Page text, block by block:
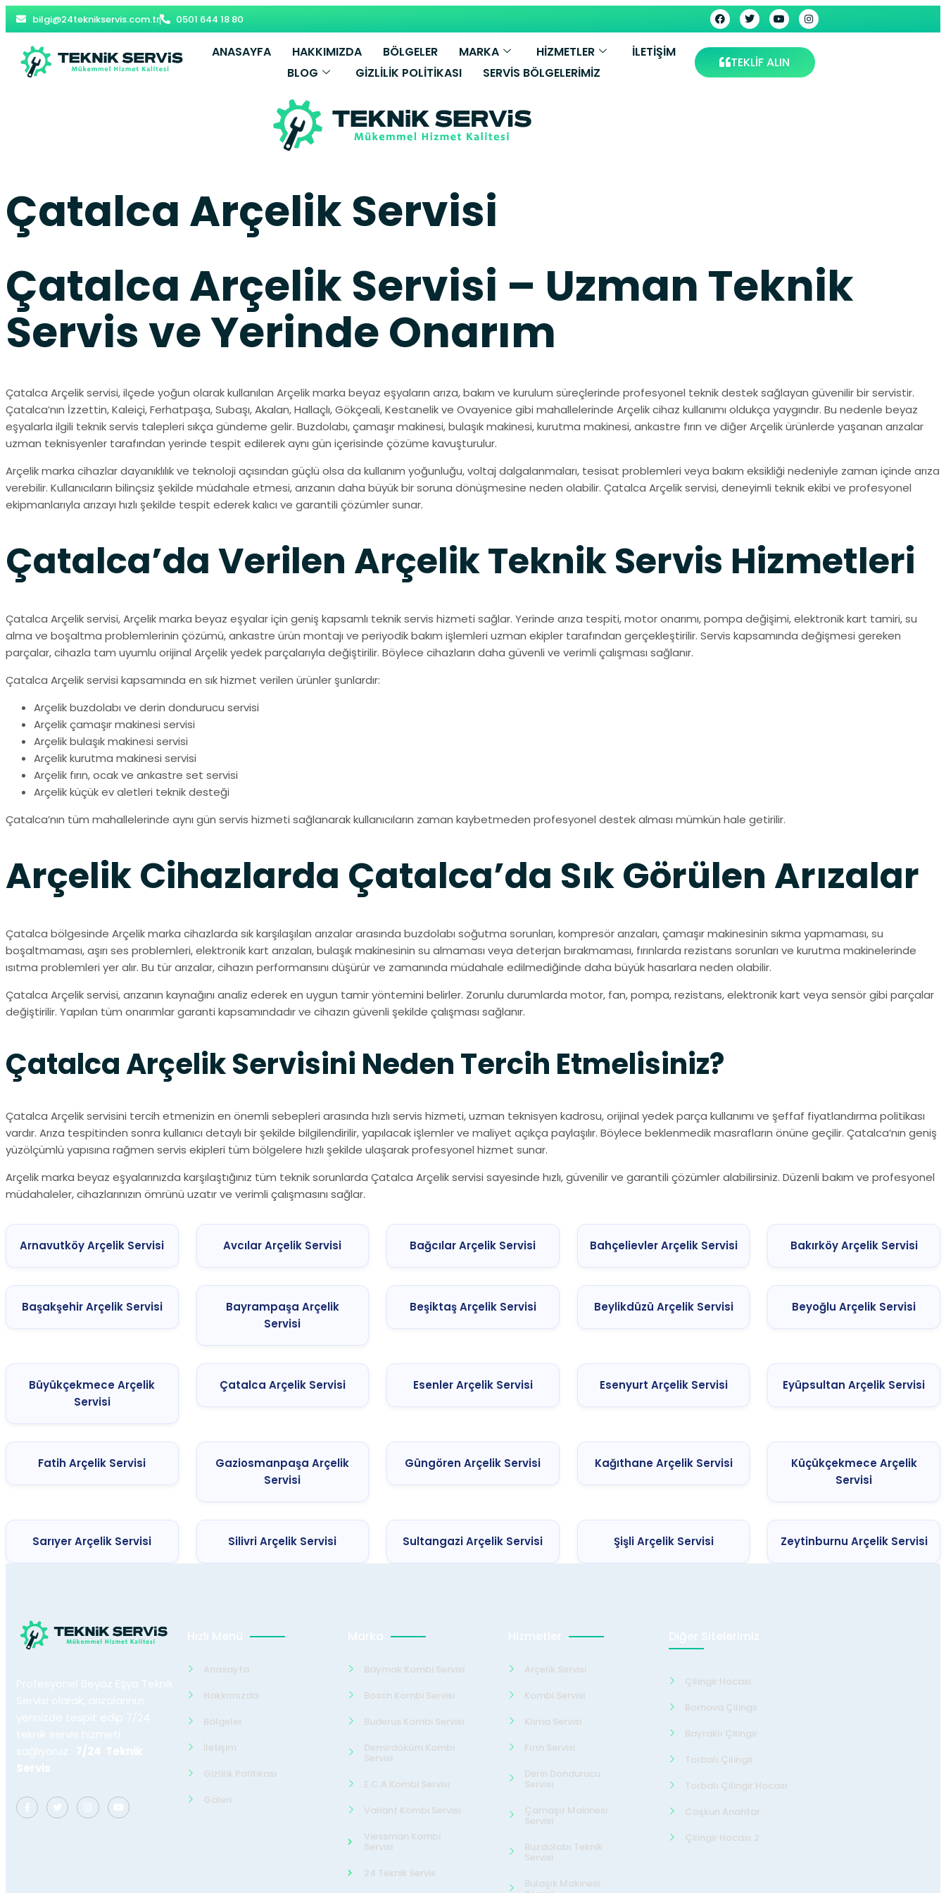
bilgi@24teknikservis.com.tr 0501 644 18 80
ANASAYFA HAKKIMIZDA BÖLGELER MARKA HİZMETLER
İLETIŞIM
BLOG
GIZLILIK POLITIKASI SERVIS BÖLGELERIMIZ
TEKLİF ALIN
Çatalca Arçelik Servisi
Çatalca Arçelik Servisi – Uzman Teknik
Servis ve Yerinde Onarım
Çatalca Arçelik servisi, ilçede yoğun olarak kullanılan Arçelik marka beyaz eşyaların arıza, bakım ve kurulum süreçlerinde profesyonel teknik destek sağlayan güvenilir bir servistir.
Çatalca’nın İzzettin, Kaleiçi, Ferhatpaşa, Subaşı, Akalan, Hallaçlı, Gökçeali, Kestanelik ve Ovayenice gibi mahallelerinde Arçelik cihaz kullanımı oldukça yaygındır. Bu nedenle beyaz
eşyalarla ilgili teknik servis talepleri sıkça gündeme gelir. Buzdolabı, çamaşır makinesi, bulaşık makinesi, kurutma makinesi, ankastre fırın ve diğer Arçelik ürünlerde yaşanan arızalar
uzman teknisyenler tarafından yerinde tespit edilerek aynı gün içerisinde çözüme kavuşturulur.
Arçelik marka cihazlar dayanıklılık ve teknoloji açısından güçlü olsa da kullanım yoğunluğu, voltaj dalgalanmaları, tesisat problemleri veya bakım eksikliği nedeniyle zaman içinde arıza
verebilir. Kullanıcıların bilinçsiz şekilde müdahale etmesi, arızanın daha büyük bir soruna dönüşmesine neden olabilir. Çatalca Arçelik servisi, deneyimli teknik ekibi ve profesyonel
ekipmanlarıyla arızayı hızlı şekilde tespit ederek kalıcı ve garantili çözümler sunar.
Çatalca’da Verilen Arçelik Teknik Servis Hizmetleri
Çatalca Arçelik servisi, Arçelik marka beyaz eşyalar için geniş kapsamlı teknik servis hizmeti sağlar. Yerinde arıza tespiti, motor onarımı, pompa değişimi, elektronik kart tamiri, su
alma ve boşaltma problemlerinin çözümü, ankastre ürün montajı ve periyodik bakım işlemleri uzman ekipler tarafından gerçekleştirilir. Servis kapsamında değişmesi gereken
parçalar, cihazla tam uyumlu orijinal Arçelik yedek parçalarıyla değiştirilir. Böylece cihazların daha güvenli ve verimli çalışması sağlanır.
Çatalca Arçelik servisi kapsamında en sık hizmet verilen ürünler şunlardır:
Arçelik buzdolabı ve derin dondurucu servisi
Arçelik çamaşır makinesi servisi
Arçelik bulaşık makinesi servisi
Arçelik kurutma makinesi servisi
Arçelik fırın, ocak ve ankastre set servisi
Arçelik küçük ev aletleri teknik desteği
Çatalca’nın tüm mahallelerinde aynı gün servis hizmeti sağlanarak kullanıcıların zaman kaybetmeden profesyonel destek alması mümkün hale getirilir.
Arçelik Cihazlarda Çatalca’da Sık Görülen Arızalar
Çatalca bölgesinde Arçelik marka cihazlarda sık karşılaşılan arızalar arasında buzdolabı soğutma sorunları, kompresör arızaları, çamaşır makinesinin sıkma yapmaması, su
boşaltmaması, aşırı ses problemleri, elektronik kart arızaları, bulaşık makinesinin su almaması veya deterjan bırakmaması, fırınlarda rezistans sorunları ve kurutma makinelerinde
ısıtma problemleri yer alır. Bu tür arızalar, cihazın performansını düşürür ve zamanında müdahale edilmediğinde daha büyük hasarlara neden olabilir.
Çatalca Arçelik servisi, arızanın kaynağını analiz ederek en uygun tamir yöntemini belirler. Zorunlu durumlarda motor, fan, pompa, rezistans, elektronik kart veya sensör gibi parçalar
değiştirilir. Yapılan tüm onarımlar garanti kapsamındadır ve cihazın güvenli şekilde çalışması sağlanır.
Çatalca Arçelik Servisini Neden Tercih Etmelisiniz?
Çatalca Arçelik servisini tercih etmenizin en önemli sebepleri arasında hızlı servis hizmeti, uzman teknisyen kadrosu, orijinal yedek parça kullanımı ve şeffaf fiyatlandırma politikası
vardır. Arıza tespitinden sonra kullanıcı detaylı bir şekilde bilgilendirilir, yapılacak işlemler ve maliyet açıkça paylaşılır. Böylece beklenmedik masrafların önüne geçilir. Çatalca’nın geniş
yüzölçümlü yapısına rağmen servis ekipleri tüm bölgelere hızlı şekilde ulaşarak profesyonel hizmet sunar.
Arçelik marka beyaz eşyalarınızda karşılaştığınız tüm teknik sorunlarda Çatalca Arçelik servisi sayesinde hızlı, güvenilir ve garantili çözümler alabilirsiniz. Düzenli bakım ve profesyonel
müdahaleler, cihazlarınızın ömrünü uzatır ve verimli çalışmasını sağlar.
Arnavutköy Arçelik Servisi Avcılar Arçelik Servisi Bağcılar Arçelik Servisi Bahçelievler Arçelik Servisi Bakırköy Arçelik Servisi
Başakşehir Arçelik Servisi
Bayrampaşa Arçelik
Servisi
Beşiktaş Arçelik Servisi Beylikdüzü Arçelik Servisi Beyoğlu Arçelik Servisi
Büyükçekmece Arçelik
Servisi
Çatalca Arçelik Servisi Esenler Arçelik Servisi Esenyurt Arçelik Servisi Eyüpsultan Arçelik Servisi
Fatih Arçelik Servisi
Gaziosmanpaşa Arçelik
Servisi
Güngören Arçelik Servisi Kağıthane Arçelik Servisi
Küçükçekmece Arçelik
Servisi
Sarıyer Arçelik Servisi Silivri Arçelik Servisi Sultangazi Arçelik Servisi Şişli Arçelik Servisi Zeytinburnu Arçelik Servisi
Profesyonel Beyaz Eşya Teknik
Servisi olarak, arızalarınızı
yerinizde tespit edip 7/24
teknik servis hizmeti
sağlıyoruz. 7/24 Teknik
Servis
Hızlı Menü
Anasayfa
Hakkımızda
Bölgeler
İletişim
Gizlilik Politikası
Galeri
Marka
Baymak Kombi Servisi
Bosch Kombi Servisi
Buderus Kombi Servisi
Demirdöküm Kombi
Servisi
E.C.A Kombi Servisi
Valiant Kombi Servisi
Viessman Kombi
Servisi
24 Teknik Servis
Hizmetler
Arçelik Servisi
Kombi Servisi
Klima Servisi
Fırın Servisi
Derin Dondurucu
Servisi
Çamaşır Makinesi
Servisi
Buzdolabı Teknik
Servisi
Bulaşık Makinesi
Diğer Sitelerimiz
Çilingir Hocası
Bornova Çilingir
Bayraklı Çilingir
Torbalı Çilingir
Torbalı Çilingir Hocası
Coşkun Anahtar
Çilingir Hocası 2